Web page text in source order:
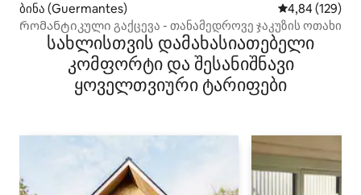
ბინა (Guermantes) საშუალო
4,84 (129)
Რომანტიკული გაქცევა - თანამედროვე ჯაკუზის ოთახი
სახლისთვის დამახასიათებელი
კომფორტი და შესანიშნავი
ყოველთვიური ტარიფები